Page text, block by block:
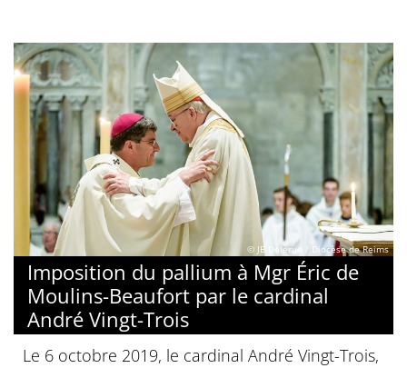
© JB Delerue / Diocèse de Reims
Imposition du pallium à Mgr Éric de
Moulins-Beaufort par le cardinal
André Vingt-Trois
Le 6 octobre 2019, le cardinal André Vingt-Trois,